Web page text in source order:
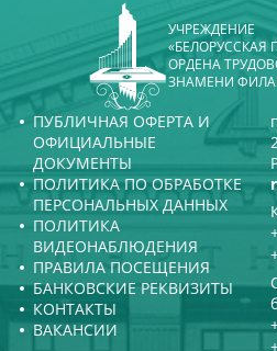
УЧРЕЖДЕНИЕ
«БЕЛОРУССКАЯ
ОРДЕНА
ЗНАМЕНИ
ПУБЛИЧНАЯ ОФЕРТА И
ОФИЦИАЛЬНЫЕ
ДОКУМЕНТЫ
ПОЛИТИКА ПО ОБРАБОТКЕ
ПЕРСОНАЛЬНЫХ ДАННЫХ
ПОЛИТИКА
ВИДЕОНАБЛЮДЕНИЯ
ПРАВИЛА ПОСЕЩЕНИЯ
БАНКОВСКИЕ РЕКВИЗИТЫ
КОНТАКТЫ
ВАКАНСИИ